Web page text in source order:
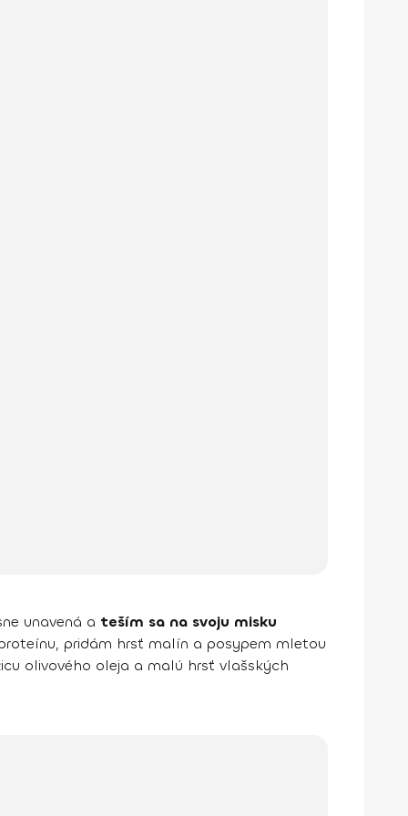
unavená a teším sa na svoju misku
pridám hrsť malín a posypem mletou
olivového oleja a malú hrsť vlašských